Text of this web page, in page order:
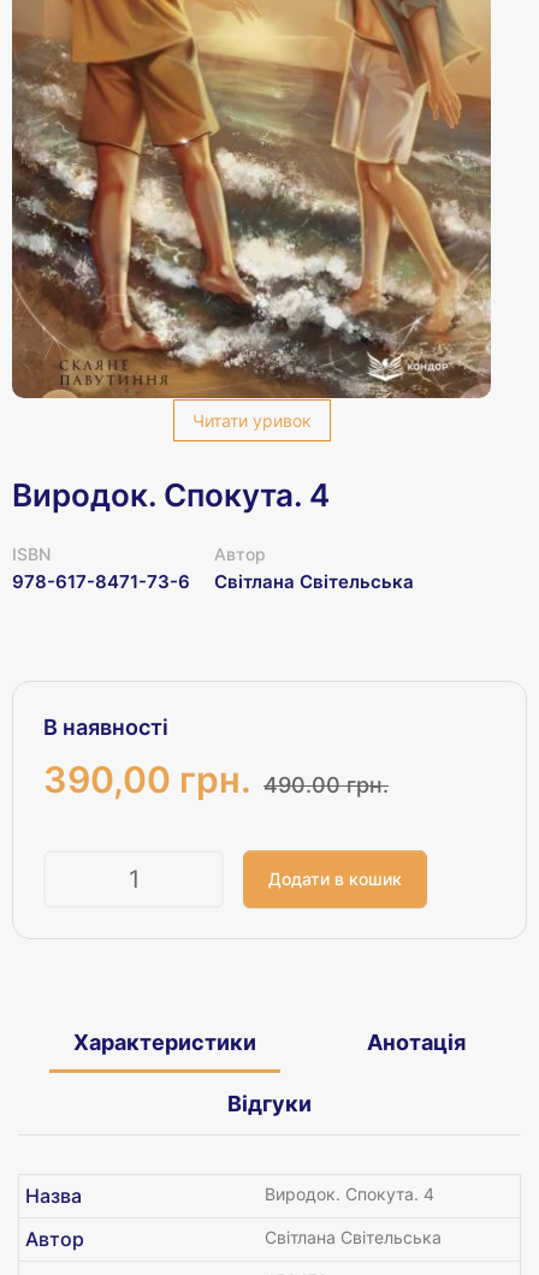
Читати уривок
Виродок. Спокута. 4
ISBN
978-617-8471-73-6
Автор
Світлана Світельська
В наявності
390,00 грн. 490.00 грн.
Характеристики Анотація
Відгуки
Назва Виродок. Спокута. 4
Автор Світлана Світельська